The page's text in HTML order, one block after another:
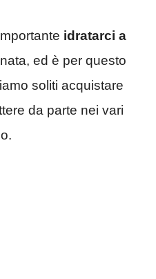
idratarci a
ed è per questo
soliti acquistare
da parte nei vari